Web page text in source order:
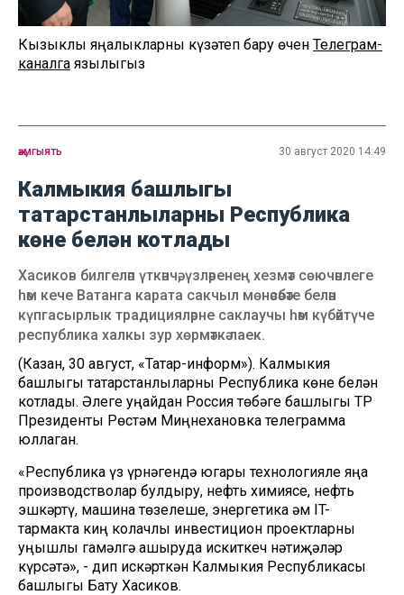
Кызыклы яңалыкларны күзәтеп бару өчен Телеграм-
каналга язылыгыз
җәмгыять 30 август 2020 14:49
Калмыкия башлыгы
татарстанлыларны Республика
көне белән котлады
Хасиков билгеләп үткәнчә, үзләренең хезмәт сөючәнлеге
һәм кече Ватанга карата сакчыл мөнәсәбәте белән
күпгасырлык традицияләрне саклаучы һәм күбәйтүче
республика халкы зур хөрмәткә лаек.
(Казан, 30 август, «Татар-информ»). Калмыкия
башлыгы татарстанлыларны Республика көне белән
котлады. Әлеге уңайдан Россия төбәге башлыгы ТР
Президенты Рөстәм Миңнехановка телеграмма
юллаган.
«Республика үз үрнәгендә югары технологияле яңа
производстволар булдыру, нефть химиясе, нефть
эшкәртү, машина төзелеше, энергетика һәм IT-
тармакта киң колачлы инвестицион проектларны
уңышлы гамәлгә ашыруда искиткеч нәтиҗәләр
күрсәтә», - дип искәрткән Калмыкия Республикасы
башлыгы Бату Хасиков.